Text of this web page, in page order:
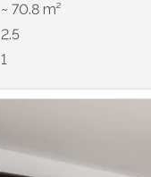
~ 70.8 m²
2.5
1